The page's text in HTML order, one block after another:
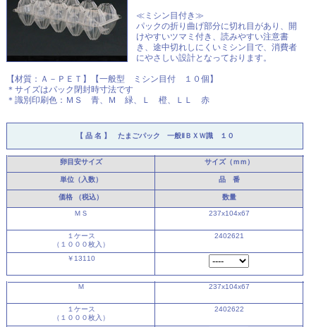
≪ミシン目付き≫
パックの折り曲げ部分に切れ目があり、開
けやすいツマミ付き、読みやすい注意書
き、途中切れしにくいミシン目で、消費者
にやさしい設計となっております。
【材質：Ａ－ＰＥＴ】【一般型 ミシン目付 １０個】
＊サイズはパック閉封時寸法です
＊識別印刷色：ＭＳ 青、Ｍ 緑、Ｌ 橙、ＬＬ 赤
【 品 名 】 たまごパック 一般ⅡＢＸＷ識 １０
卵目安サイズ サイズ（ｍｍ）
単位（入数） 品 番
価格 （税込） 数量
ＭＳ 237x104x67
１ケース
（１０００枚入）
2402621
￥13110
Ｍ 237x104x67
１ケース
（１０００枚入）
2402622